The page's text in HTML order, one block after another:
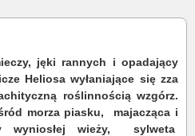
jęki rannych i opadający
Heliosa wyłaniające się zza
roślinnością wzgórz.
morza piasku, majacząca i
wyniosłej wieży, sylweta